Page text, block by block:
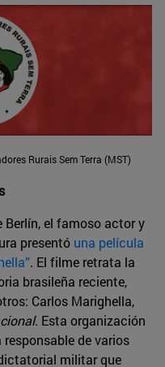
Rurais Sem Terra (MST)
Berlín, el famoso actor y
presentó una película
. El filme retrata la
brasileña reciente,
Carlos Marighella,
. Esta organización
de varios
militar que